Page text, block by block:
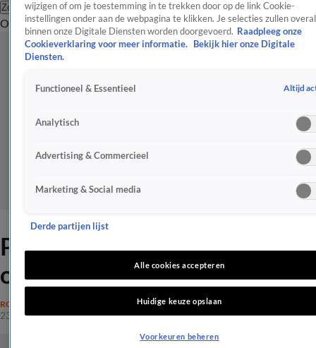
Zoeken
OverzichtEntertainmentSpraakmakendRealityCrimeVideo's
Prins Bernhard geeft update
over zijn moeder na val
ROYALTY
23 mrt 2025, 13:16
wijzigen of om je toestemming in te trekken door op de link Cookie-
instellingen onder aan de webpagina te klikken. Je selecties zullen overal
binnen onze Digitale Diensten worden doorgevoerd. Raadpleeg onze
Cookieverklaring voor meer informatie.
Bekijk hier onze Digitale
Diensten.
Functioneel & Essentieel Altijd
Analytisch
Advertising & Commercieel
Marketing & Social media
Derde partijen lijst
Alle cookies accepteren
Huidige keuze opslaan
Voorkeuren beheren